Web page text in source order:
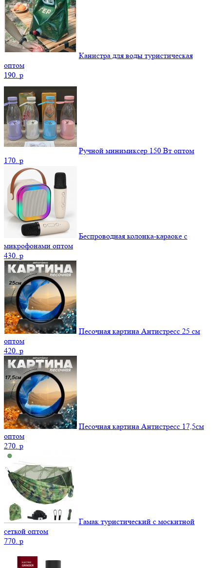
Канистра для воды туристическая
оптом
190. p
Ручной минимиксер 150 Вт оптом
170. p
Беспроводная колонка-караоке с
микрофонами оптом
430. p
Песочная картина Антистресс 25 см
оптом
420. p
Песочная картина Антистресс 17,5см
оптом
270. p
Гамак туристический с москитной
сеткой оптом
770. p